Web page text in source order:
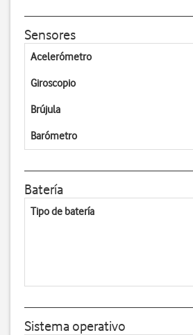
Sensores
Acelerómetro
Giroscopio
Brújula
Barómetro
Batería
Tipo de batería
Sistema operativo